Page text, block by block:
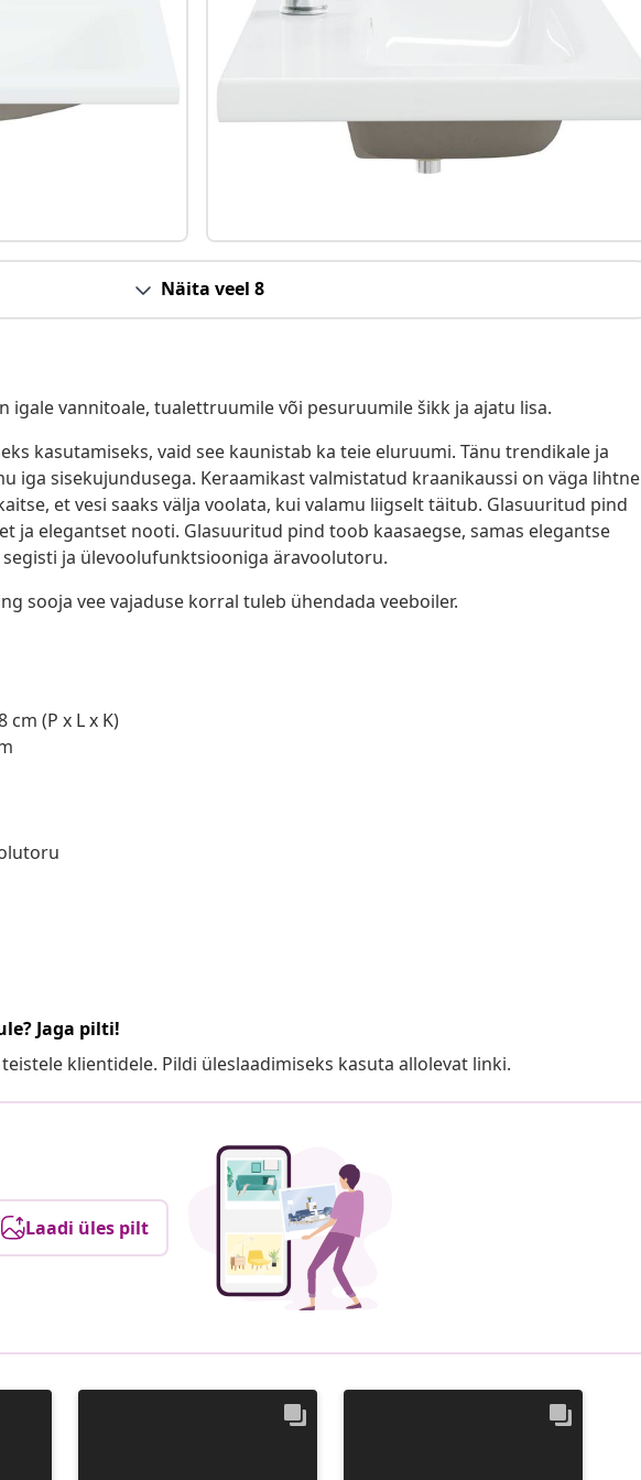
Näita veel 8
igale vannitoale, tualettruumile või pesuruumile šikk ja ajatu lisa.
kasutamiseks, vaid see kaunistab ka teie eluruumi. Tänu trendikale ja
iga sisekujundusega. Keraamikast valmistatud kraanikaussi on väga lihtne
et vesi saaks välja voolata, kui valamu liigselt täitub. Glasuuritud pind
ja elegantset nooti. Glasuuritud pind toob kaasaegse, samas elegantse
ja ülevoolufunktsiooniga äravoolutoru.
sooja vee vajaduse korral tuleb ühendada veeboiler.
cm (P x L x K)
Jaga pilti!
klientidele. Pildi üleslaadimiseks kasuta allolevat linki.
Laadi üles pilt